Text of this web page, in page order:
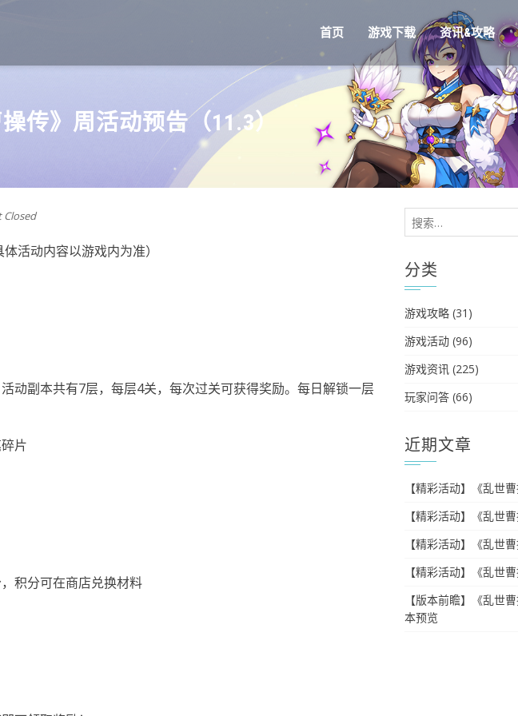
首页 游戏下载 资讯&攻略
传》周活动预告（11.3）
Closed
活动内容以游戏内为准）
动副本共有7层，每层4关，每次过关可获得奖励。每日解锁一层
片
积分可在商店兑换材料
搜
索：
分类
游戏攻略 (31)
游戏活动 (96)
游戏资讯 (225)
玩家问答 (66)
近期文章
【精彩活动】《乱世
【精彩活动】《乱世
【精彩活动】《乱世
【精彩活动】《乱世
【版本前瞻】《乱世
本预览